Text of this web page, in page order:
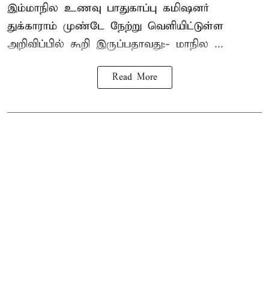
இம்மாநில உணவு பாதுகாப்பு கமிஷனர்
துக்காராம் முண்டே நேற்று வெளியிட்டுள்ள
அறிவிப்பில் கூறி இருப்பதாவது:- மாநில ...
Read More